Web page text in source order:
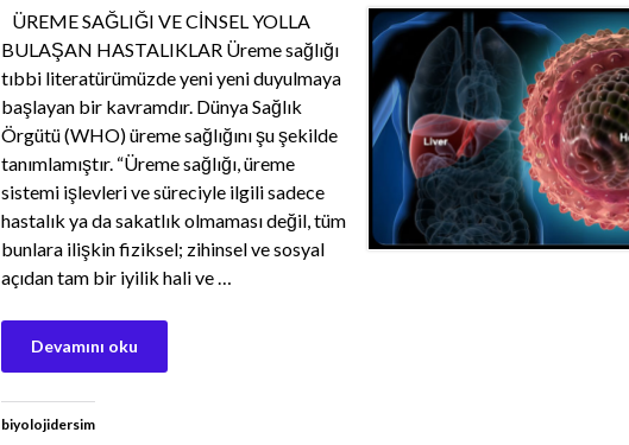
ÜREME SAĞLIĞI VE CİNSEL YOLLA
BULAŞAN HASTALIKLAR Üreme sağlığı
tıbbi literatürümüzde yeni yeni duyulmaya
başlayan bir kavramdır. Dünya Sağlık
Örgütü (WHO) üreme sağlığını şu şekilde
tanımlamıştır. “Üreme sağlığı, üreme
sistemi işlevleri ve süreciyle ilgili sadece
hastalık ya da sakatlık olmaması değil, tüm
bunlara ilişkin fiziksel; zihinsel ve sosyal
açıdan tam bir iyilik hali ve …
Devamını oku
biyolojidersim